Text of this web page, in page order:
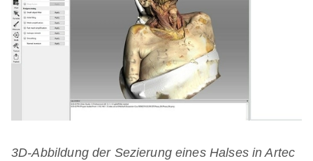
3D-Abbildung der Sezierung eines Halses in Artec